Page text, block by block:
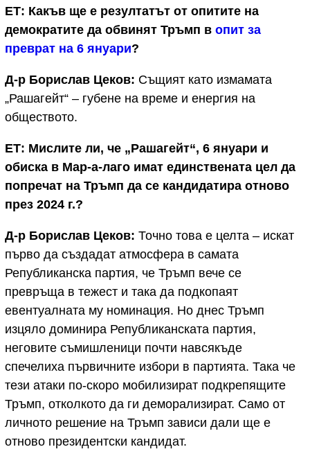
ЕТ: Какъв ще е резултатът от опитите на
демократите да обвинят Тръмп в опит за
преврат на 6 януари?
Д-р Борислав Цеков: Същият като измамата
„Рашагейт“ – губене на време и енергия на
обществото.
ЕТ: Мислите ли, че „Рашагейт“, 6 януари и
обиска в Мар-а-лаго имат единствената цел да
попречат на Тръмп да се кандидатира отново
през 2024 г.?
Д-р Борислав Цеков: Точно това е целта – искат
първо да създадат атмосфера в самата
Републиканска партия, че Тръмп вече се
превръща в тежест и така да подкопаят
евентуалната му номинация. Но днес Тръмп
изцяло доминира Републиканската партия,
неговите съмишленици почти навсякъде
спечелиха първичните избори в партията. Така че
тези атаки по-скоро мобилизират подкрепящите
Тръмп, отколкото да ги деморализират. Само от
личното решение на Тръмп зависи дали ще е
отново президентски кандидат.